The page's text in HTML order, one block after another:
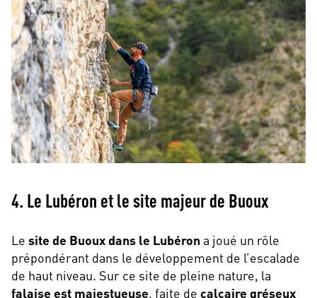
4. Le Lubéron et le site majeur de Buoux
Le site de Buoux dans le Lubéron a joué un rôle
prépondérant dans le développement de l’escalade
de haut niveau. Sur ce site de pleine nature, la
falaise est majestueuse, faite de calcaire gréseux